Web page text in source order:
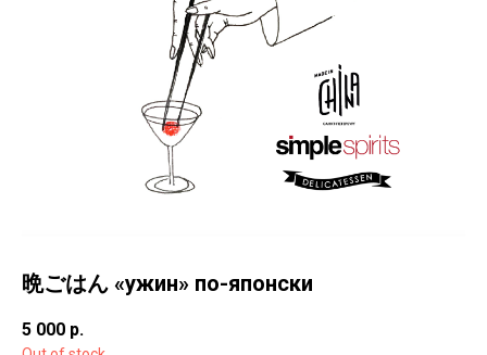
晩ごはん «ужин» по-японски
5 000 р.